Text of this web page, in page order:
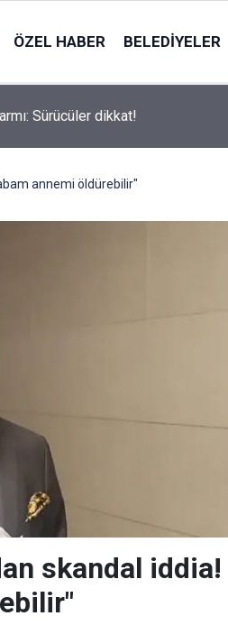
ÖZEL HABER BELEDIYELER
Sürücüler dikkat!
annemi öldürebilir"
skandal iddia!